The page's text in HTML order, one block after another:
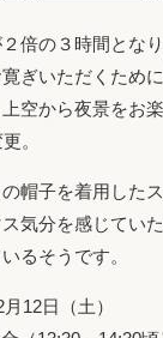
倍の３時間とな
ぎいただくため
空から夜景をお
。
帽子を着用した
気分を感じてい
るそうです。
12日（土）